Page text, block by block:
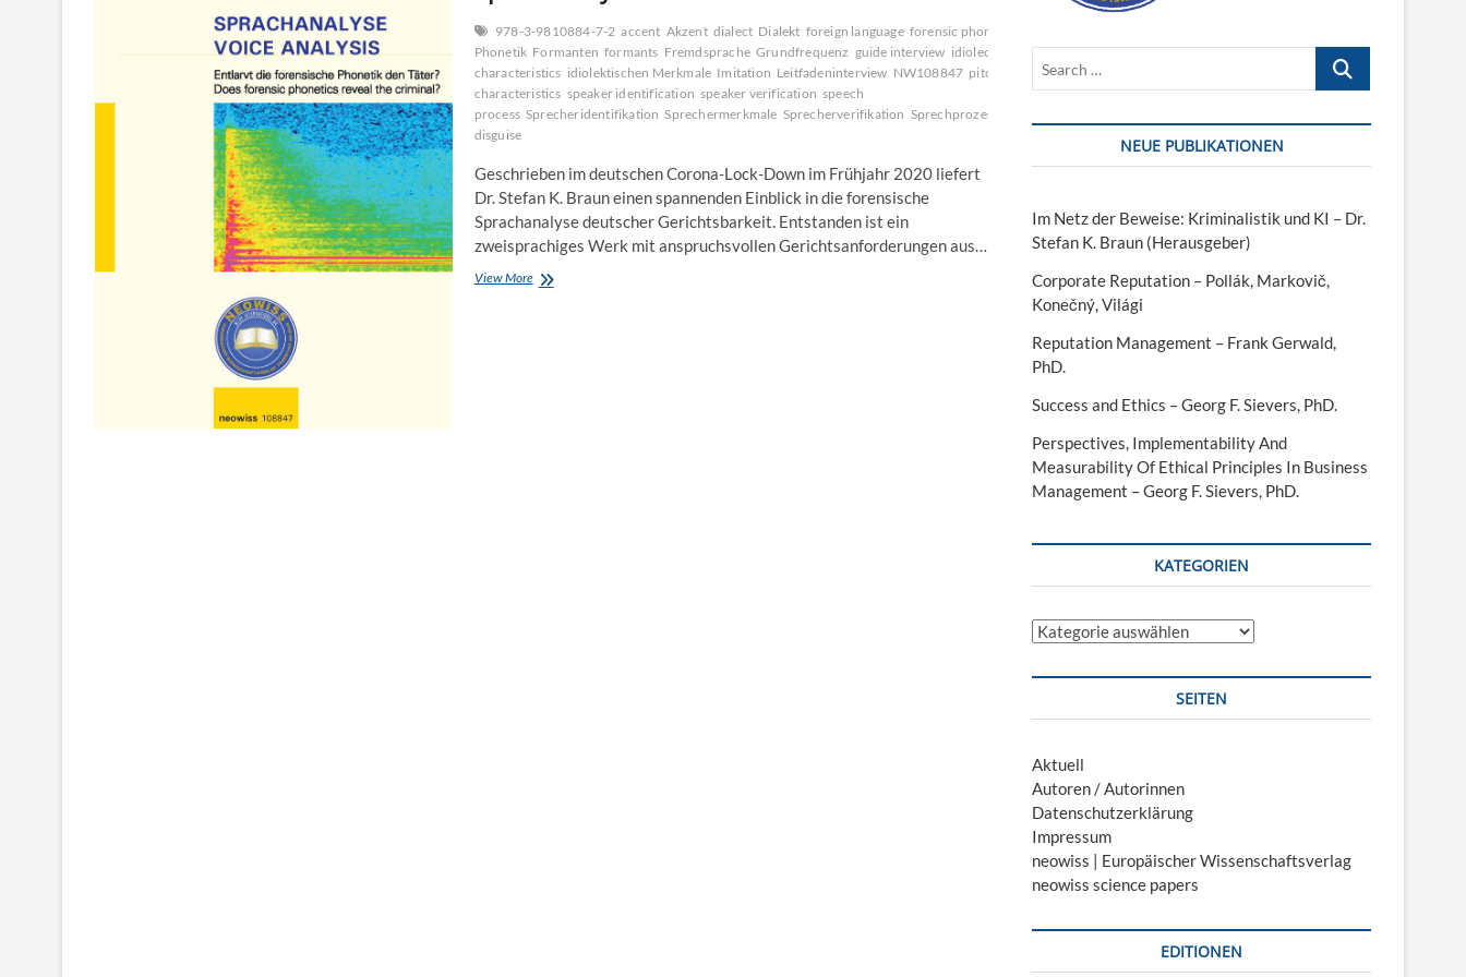
978-3-9810884-7-2 accent Akzent dialect Dialekt foreign language forensic phonetics
Phonetik Formanten formants Fremdsprache Grundfrequenz guide interview idiolectic
characteristics idiolektischen Merkmale Imitation Leitfadeninterview NW108847 pitch
speaker
characteristics speaker identification speaker verification speech
process Sprecheridentifikation Sprechermerkmale Sprecherverifikation Sprechprozess
disguise
Geschrieben im deutschen Corona-Lock-Down im Frühjahr 2020 liefert
Dr. Stefan K. Braun einen spannenden Einblick in die forensische
Sprachanalyse deutscher Gerichtsbarkeit. Entstanden ist ein
zweisprachiges Werk mit anspruchsvollen Gerichtsanforderungen aus…
View MoreSprachanalyse
Search
NEUE PUBLIKATIONEN
Im Netz der Beweise: Kriminalistik und KI – Dr.
Stefan K. Braun (Herausgeber)
Corporate Reputation – Pollák, Markovič,
Konečný, Világi
Reputation Management – Frank Gerwald,
PhD.
Success and Ethics – Georg F. Sievers, PhD.
Perspectives, Implementability And
Measurability Of Ethical Principles In Business
Management – Georg F. Sievers, PhD.
KATEGORIEN
Kategorien
SEITEN
Aktuell
Autoren / Autorinnen
Datenschutzerklärung
Impressum
neowiss | Europäischer Wissenschaftsverlag
neowiss science papers
EDITIONEN